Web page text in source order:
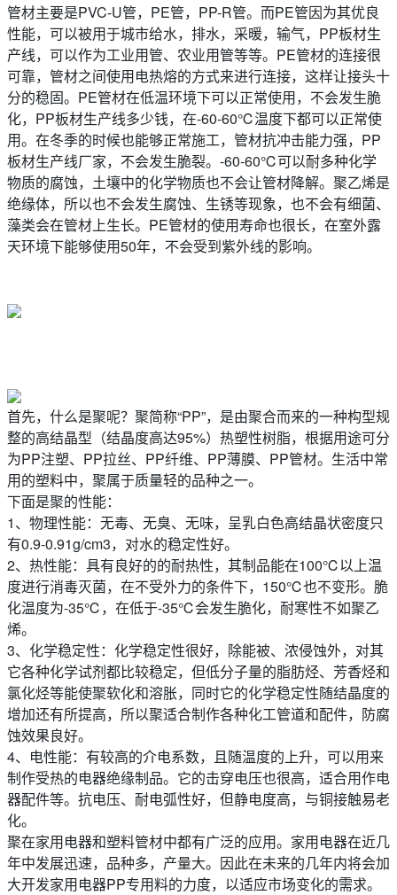
管材主要是PVC-U管，PE管，PP-R管。而PE管因为其优良
性能，可以被用于城市给水，排水，采暖，输气，PP板材生
产线，可以作为工业用管、农业用管等等。PE管材的连接很
可靠，管材之间使用电热熔的方式来进行连接，这样让接头十
分的稳固。PE管材在低温环境下可以正常使用，不会发生脆
化，PP板材生产线多少钱，在-60-60℃温度下都可以正常使
用。在冬季的时候也能够正常施工，管材抗冲击能力强，PP
板材生产线厂家，不会发生脆裂。-60-60℃可以耐多种化学
物质的腐蚀，土壤中的化学物质也不会让管材降解。聚乙烯是
绝缘体，所以也不会发生腐蚀、生锈等现象，也不会有细菌、
藻类会在管材上生长。PE管材的使用寿命也很长，在室外露
天环境下能够使用50年，不会受到紫外线的影响。
首先，什么是聚呢？聚简称“PP”，是由聚合而来的一种构型规
整的高结晶型（结晶度高达95%）热塑性树脂，根据用途可分
为PP注塑、PP拉丝、PP纤维、PP薄膜、PP管材。生活中常
用的塑料中，聚属于质量轻的品种之一。
下面是聚的性能：
1、物理性能：无毒、无臭、无味，呈乳白色高结晶状密度只
有0.9-0.91g/cm3，对水的稳定性好。
2、热性能：具有良好的的耐热性，其制品能在100℃以上温
度进行消毒灭菌，在不受外力的条件下，150℃也不变形。脆
化温度为-35℃，在低于-35℃会发生脆化，耐寒性不如聚乙
烯。
3、化学稳定性：化学稳定性很好，除能被、浓侵蚀外，对其
它各种化学试剂都比较稳定，但低分子量的脂肪烃、芳香烃和
氯化烃等能使聚软化和溶胀，同时它的化学稳定性随结晶度的
增加还有所提高，所以聚适合制作各种化工管道和配件，防腐
蚀效果良好。
4、电性能：有较高的介电系数，且随温度的上升，可以用来
制作受热的电器绝缘制品。它的击穿电压也很高，适合用作电
器配件等。抗电压、耐电弧性好，但静电度高，与铜接触易老
化。
聚在家用电器和塑料管材中都有广泛的应用。家用电器在近几
年中发展迅速，品种多，产量大。因此在未来的几年内将会加
大开发家用电器PP专用料的力度，以适应市场变化的需求。